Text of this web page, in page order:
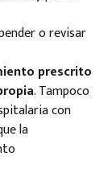
o revisar
prescrito
. Tampoco
con
la